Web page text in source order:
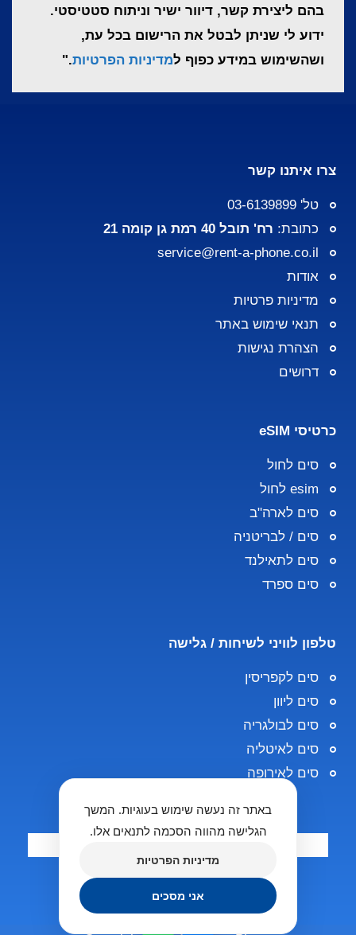
בהם ליצירת קשר, דיוור ישיר וניתוח סטטיסטי.
ידוע לי שניתן לבטל את הרישום בכל עת,
ושהשימוש במידע כפוף למדיניות הפרטיות."
צרו איתנו קשר
טל' 03-6139899
כתובת: רח' תובל 40 רמת גן קומה 21
service@rent-a-phone.co.il
אודות
מדיניות פרטיות
תנאי שימוש באתר
הצהרת נגישות
דרושים
כרטיסי eSIM
סים לחול
esim לחול
סים לארה"ב
סים / לבריטניה
סים לתאילנד
סים ספרד
טלפון לוויני לשיחות / גלישה
סים לקפריסין
סים ליוון
סים לבולגריה
סים לאיטליה
סים לאירופה
באתר זה נעשה שימוש בעוגיות. המשך
הגלישה מהווה הסכמה לתנאים אלו.
מדיניות הפרטיות
אני מסכים